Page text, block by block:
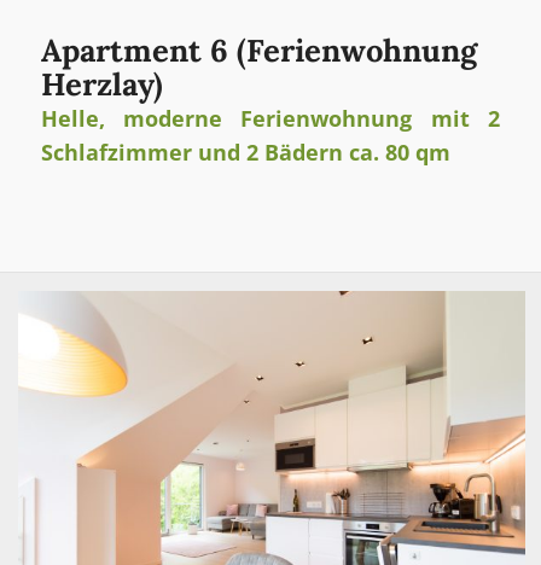
Apartment 6 (Ferienwohnung
Herzlay)
Helle, moderne Ferienwohnung mit 2
Schlafzimmer und 2 Bädern ca. 80 qm